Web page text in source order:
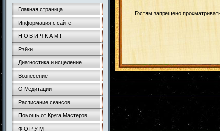
Главная страница
Информация о сайте
Н О В И Ч К А М !
Рэйки
Диагностика и исцеление
Вознесение
О Медитации
Расписание сеансов
Помощь от Круга Мастеров
Ф О Р У М
Гостям запрещено